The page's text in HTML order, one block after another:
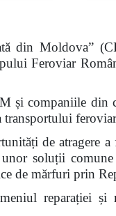
din Moldova”
Feroviar
și companiile
de atragere
soluții comune
de mărfuri prin
reparației